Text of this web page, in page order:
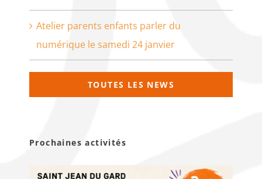
Atelier parents enfants parler du
numérique le samedi 24 janvier
TOUTES LES NEWS
Prochaines activités